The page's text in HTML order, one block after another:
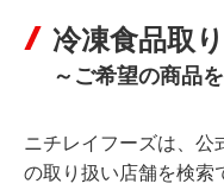
冷凍食品取
～ご希望の商品
ニチレイフーズは、公
の取り扱い店舗を検索